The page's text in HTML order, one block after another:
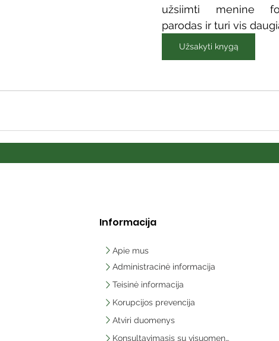
užsiimti menine
parodas ir turi vis
Užsakyti knygą
Informacija
Apie mus
Administracinė informacija
Teisinė informacija
Korupcijos prevencija
Atviri duomenys
Konsultavimasis su visuomene